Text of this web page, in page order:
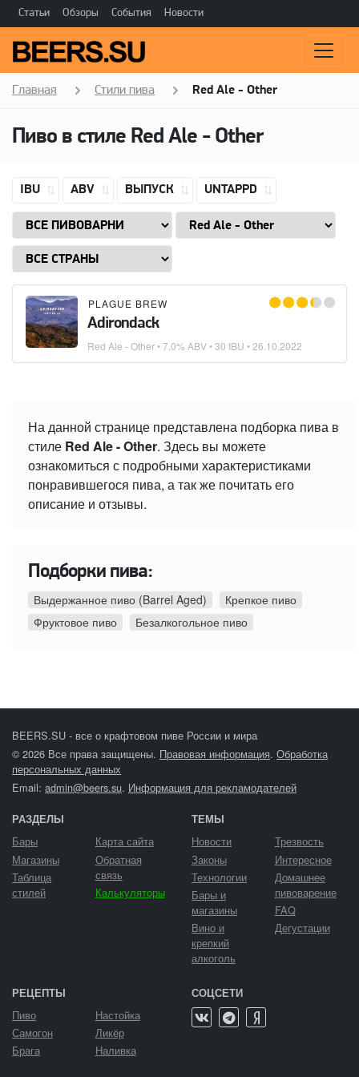
Статьи Обзоры События Новости
Главная Стили пива Red Ale - Other
Пиво в стиле Red Ale - Other
IBU ABV ВЫПУСК UNTAPPD
PLAGUE BREW
Adirondack
Red Ale - Other• 7.0% ABV • 30 IBU •26.10.2022
На данной странице представлена подборка пива в
стиле Red Ale - Other. Здесь вы можете
ознакомиться с подробными характеристиками
понравившегося пива, а так же почитать его
описание и отзывы.
Подборки пива:
Выдержанное пиво (Barrel Aged)
Крепкое пиво
Фруктовое пиво
Безалкогольное пиво
BEERS.SU - все о крафтовом пиве России и мира
© 2026 Все права защищены. Правовая информация. Обработка
персональных данных
Email: admin@beers.su. Информация для рекламодателей
РАЗДЕЛЫ
Бары
Магазины
Таблица
стилей
Карта сайта
Обратная
связь
Калькуляторы
ТЕМЫ
Новости
Законы
Технологии
Бары и
магазины
Вино и
крепкий
алкоголь
Трезвость
Интересное
Домашнее
пивоварение
FAQ
Дегустации
РЕЦЕПТЫ
Пиво
Самогон
Брага
Настойка
Ликёр
Наливка
СОЦСЕТИ